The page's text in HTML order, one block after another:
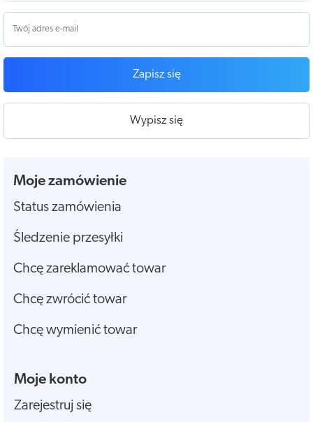
Zapisz się
Wypisz się
Moje zamówienie
Status zamówienia
Śledzenie przesyłki
Chcę zareklamować towar
Chcę zwrócić towar
Chcę wymienić towar
Moje konto
Zarejestruj się